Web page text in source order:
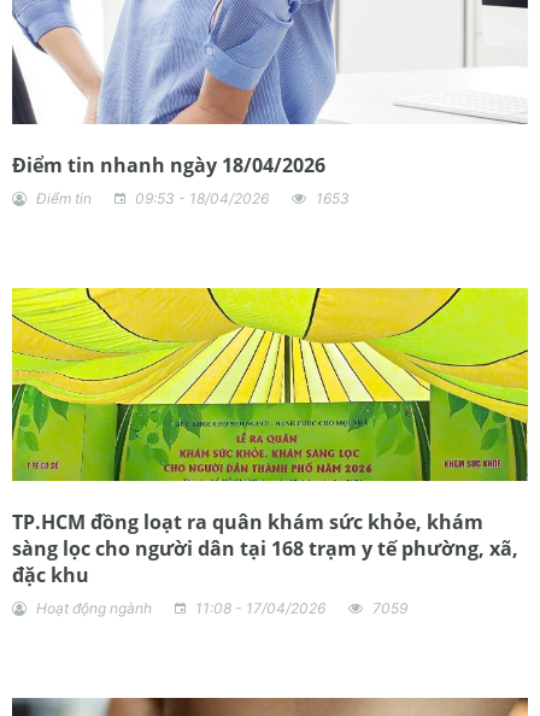
Điểm tin nhanh ngày 18/04/2026
Điểm tin 09:53 - 18/04/2026 1653
TP.HCM đồng loạt ra quân khám sức khỏe, khám
sàng lọc cho người dân tại 168 trạm y tế phường, xã,
đặc khu
Hoạt động ngành 11:08 - 17/04/2026 7059